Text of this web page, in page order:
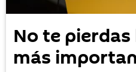
No te
más